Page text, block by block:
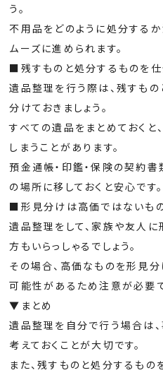
う。
不用品をどのように処分する
ムーズに進められます。
■残すものと処分するものを仕
遺品整理を行う際は、残すも
分けておきましょう。
すべての遺品をまとめておくと
しまうことがあります。
預金通帳・印鑑・保険の契約書
の場所に移しておくと安心です。
■形見分けは高価ではないも
遺品整理をして、家族や友人
方もいらっしゃるでしょう。
その場合、高価なものを形見
可能性があるため注意が必要で
▼まとめ
遺品整理を自分で行う場合は
考えておくことが大切です。
また、残すものと処分するも